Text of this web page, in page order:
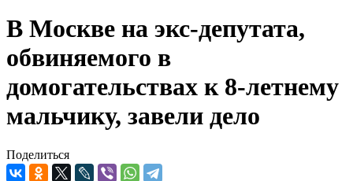
В Москве на экс-депутата,
обвиняемого в
домогательствах к 8-летнему
мальчику, завели дело
Поделиться